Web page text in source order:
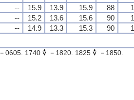
-- 15.9 13.9 15.9 88
-- 15.2 13.6 15.6 90
-- 14.9 13.3 15.3 90
－0605. 1740 －1820. 1825 －1850.